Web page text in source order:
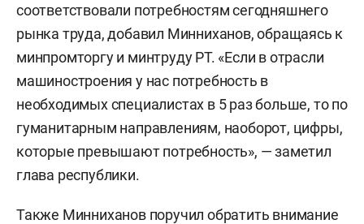
соответствовали потребностям сегодняшнего
рынка труда, добавил Минниханов, обращаясь к
минпромторгу и минтруду РТ. «Если в отрасли
машиностроения у нас потребность в
необходимых специалистах в 5 раз больше, то по
гуманитарным направлениям, наоборот, цифры,
которые превышают потребность», — заметил
глава республики.
Также Минниханов поручил обратить внимание